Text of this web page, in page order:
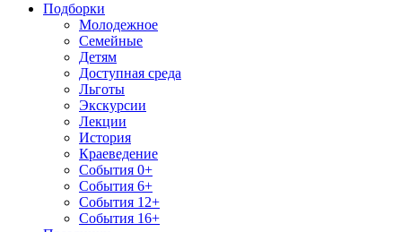
Подборки
Молодежное
Семейные
Детям
Доступная среда
Льготы
Экскурсии
Лекции
История
Краеведение
События 0+
События 6+
События 12+
События 16+